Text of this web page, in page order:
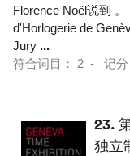
Florence Noël说到
d'Horlogerie de
Jury ...
符合词目： 2 - 记
23.
独立